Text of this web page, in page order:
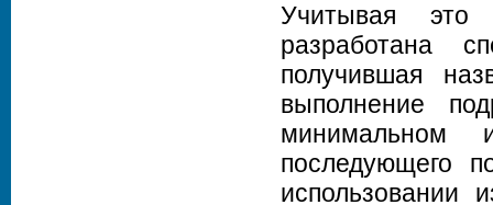
Учитывая это
разработана
получившая
выполнение
минимальном
последующего
использовании